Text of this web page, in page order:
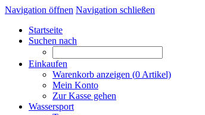
Navigation öffnen Navigation schließen
Startseite
Suchen nach
Einkaufen
Warenkorb anzeigen (0 Artikel)
Mein Konto
Zur Kasse gehen
Wassersport